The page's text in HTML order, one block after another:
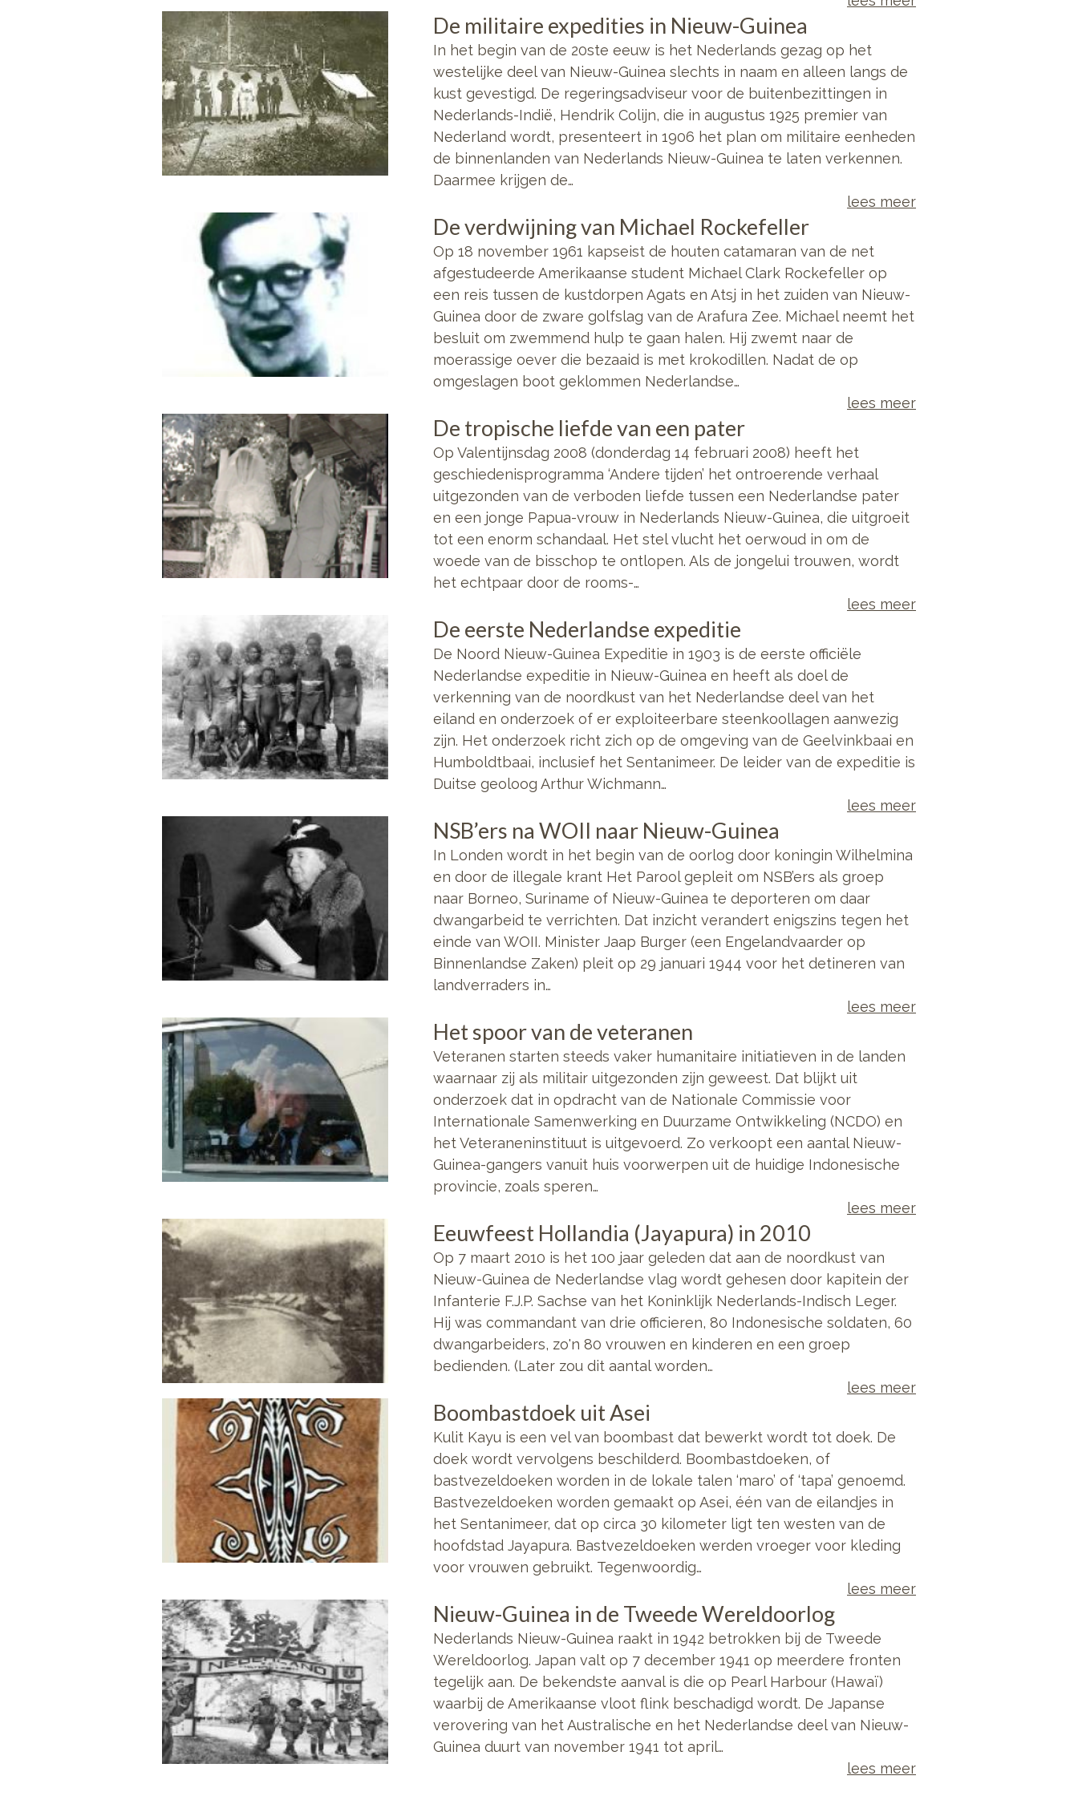
De militaire expedities in Nieuw-Guinea
In het begin van de 20ste eeuw is het Nederlands gezag op het
westelijke deel van Nieuw-Guinea slechts in naam en alleen langs de
kust gevestigd. De regeringsadviseur voor de buitenbezittingen in
Nederlands-Indië, Hendrik Colijn, die in augustus 1925 premier van
Nederland wordt, presenteert in 1906 het plan om militaire eenheden
de binnenlanden van Nederlands Nieuw-Guinea te laten verkennen.
Daarmee krijgen de…
lees meer
De verdwijning van Michael Rockefeller
Op 18 november 1961 kapseist de houten catamaran van de net
afgestudeerde Amerikaanse student Michael Clark Rockefeller op
een reis tussen de kustdorpen Agats en Atsj in het zuiden van Nieuw-
Guinea door de zware golfslag van de Arafura Zee. Michael neemt het
besluit om zwemmend hulp te gaan halen. Hij zwemt naar de
moerassige oever die bezaaid is met krokodillen. Nadat de op
omgeslagen boot geklommen Nederlandse…
lees meer
De tropische liefde van een pater
Op Valentijnsdag 2008 (donderdag 14 februari 2008) heeft het
geschiedenisprogramma ‘Andere tijden’ het ontroerende verhaal
uitgezonden van de verboden liefde tussen een Nederlandse pater
en een jonge Papua-vrouw in Nederlands Nieuw-Guinea, die uitgroeit
tot een enorm schandaal. Het stel vlucht het oerwoud in om de
woede van de bisschop te ontlopen. Als de jongelui trouwen, wordt
het echtpaar door de rooms-…
lees meer
De eerste Nederlandse expeditie
De Noord Nieuw-Guinea Expeditie in 1903 is de eerste officiële
Nederlandse expeditie in Nieuw-Guinea en heeft als doel de
verkenning van de noordkust van het Nederlandse deel van het
eiland en onderzoek of er exploiteerbare steenkoollagen aanwezig
zijn. Het onderzoek richt zich op de omgeving van de Geelvinkbaai en
Humboldtbaai, inclusief het Sentanimeer. De leider van de expeditie is
Duitse geoloog Arthur Wichmann…
lees meer
NSB’ers na WOII naar Nieuw-Guinea
In Londen wordt in het begin van de oorlog door koningin Wilhelmina
en door de illegale krant Het Parool gepleit om NSB’ers als groep
naar Borneo, Suriname of Nieuw-Guinea te deporteren om daar
dwangarbeid te verrichten. Dat inzicht verandert enigszins tegen het
einde van WOII. Minister Jaap Burger (een Engelandvaarder op
Binnenlandse Zaken) pleit op 29 januari 1944 voor het detineren van
landverraders in…
lees meer
Het spoor van de veteranen
Veteranen starten steeds vaker humanitaire initiatieven in de landen
waarnaar zij als militair uitgezonden zijn geweest. Dat blijkt uit
onderzoek dat in opdracht van de Nationale Commissie voor
Internationale Samenwerking en Duurzame Ontwikkeling (NCDO) en
het Veteraneninstituut is uitgevoerd. Zo verkoopt een aantal Nieuw-
Guinea-gangers vanuit huis voorwerpen uit de huidige Indonesische
provincie, zoals speren…
lees meer
Eeuwfeest Hollandia (Jayapura) in 2010
Op 7 maart 2010 is het 100 jaar geleden dat aan de noordkust van
Nieuw-Guinea de Nederlandse vlag wordt gehesen door kapitein der
Infanterie F.J.P. Sachse van het Koninklijk Nederlands-Indisch Leger.
Hij was commandant van drie officieren, 80 Indonesische soldaten, 60
dwangarbeiders, zo'n 80 vrouwen en kinderen en een groep
bedienden. (Later zou dit aantal worden…
lees meer
Boombastdoek uit Asei
Kulit Kayu is een vel van boombast dat bewerkt wordt tot doek. De
doek wordt vervolgens beschilderd. Boombastdoeken, of
bastvezeldoeken worden in de lokale talen ‘maro’ of ‘tapa’ genoemd.
Bastvezeldoeken worden gemaakt op Asei, één van de eilandjes in
het Sentanimeer, dat op circa 30 kilometer ligt ten westen van de
hoofdstad Jayapura. Bastvezeldoeken werden vroeger voor kleding
voor vrouwen gebruikt. Tegenwoordig…
lees meer
Nieuw-Guinea in de Tweede Wereldoorlog
Nederlands Nieuw-Guinea raakt in 1942 betrokken bij de Tweede
Wereldoorlog. Japan valt op 7 december 1941 op meerdere fronten
tegelijk aan. De bekendste aanval is die op Pearl Harbour (Hawaï)
waarbij de Amerikaanse vloot flink beschadigd wordt. De Japanse
verovering van het Australische en het Nederlandse deel van Nieuw-
Guinea duurt van november 1941 tot april…
lees meer